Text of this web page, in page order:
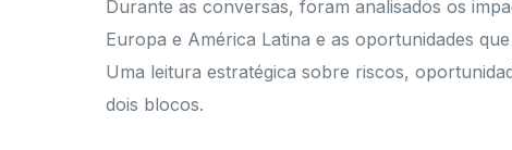
Durante as conversas, foram analisados os
Europa e América Latina e as oportunidades
Uma leitura estratégica sobre riscos,
dois blocos.